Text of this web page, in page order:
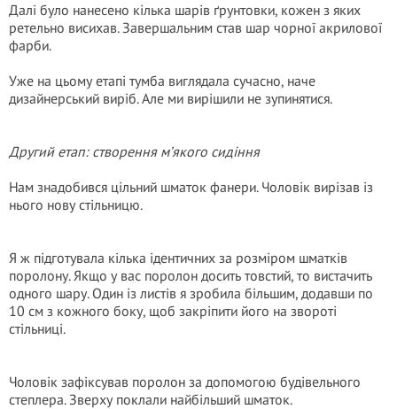
Далі було нанесено кілька шарів ґрунтовки, кожен з яких
ретельно висихав. Завершальним став шар чорної акрилової
фарби.
Уже на цьому етапі тумба виглядала сучасно, наче
дизайнерський виріб. Але ми вирішили не зупинятися.
Другий етап: створення м’якого сидіння
Нам знадобився цільний шматок фанери. Чоловік вирізав із
нього нову стільницю.
Я ж підготувала кілька ідентичних за розміром шматків
поролону. Якщо у вас поролон досить товстий, то вистачить
одного шару. Один із листів я зробила більшим, додавши по
10 см з кожного боку, щоб закріпити його на звороті
стільниці.
Чоловік зафіксував поролон за допомогою будівельного
степлера. Зверху поклали найбільший шматок.